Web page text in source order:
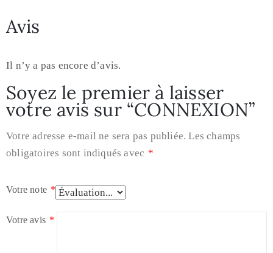
Avis
Il n’y a pas encore d’avis.
Soyez le premier à laisser
votre avis sur “CONNEXION”
Votre adresse e-mail ne sera pas publiée. Les champs
obligatoires sont indiqués avec *
Votre note *
Votre avis *